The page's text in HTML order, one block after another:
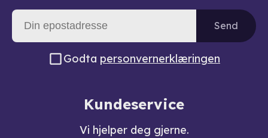
Send
Godta personvernerklæringen
Kundeservice
Vi hjelper deg gjerne.